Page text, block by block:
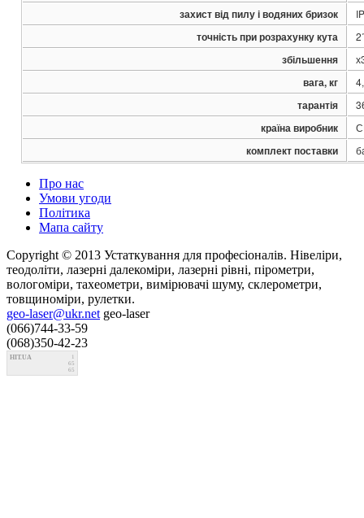
захист від пилу і водяних бризок
точність при розрахунку кута 2˝
збільшення
вага, кг
тарантія
країна виробник
комплект поставки
Про нас
Умови угоди
Політика
Мапа сайту
Copyright © 2013 Устаткування для професіоналів. Нівеліри,
теодоліти, лазерні далекоміри, лазерні рівні, пірометри,
вологоміри, тахеометри, вимірювачі шуму, склерометри,
товщиноміри, рулетки.
geo-laser@ukr.net geo-laser
(066)744-33-59
(068)350-42-23
HIT.UA
65
65